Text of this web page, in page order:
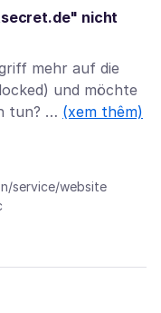
nicht
mehr auf die
und möchte
tun? … (xem thêm)
service/website